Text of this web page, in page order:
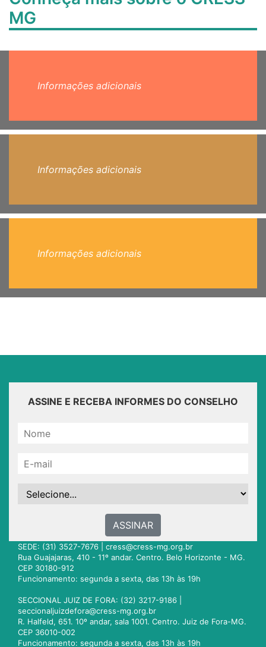
MG
Informações adicionais
Informações adicionais
Informações adicionais
ASSINE E RECEBA INFORMES DO CONSELHO
ASSINAR
SEDE: (31) 3527-7676 | cress@cress-mg.org.br
Rua Guajajaras, 410 - 11º andar. Centro. Belo Horizonte - MG.
CEP 30180-912
Funcionamento: segunda a sexta, das 13h às 19h
SECCIONAL JUIZ DE FORA: (32) 3217-9186 |
seccionaljuizdefora@cress-mg.org.br
R. Halfeld, 651. 10º andar, sala 1001. Centro. Juiz de Fora-MG.
CEP 36010-002
Funcionamento: segunda a sexta, das 13h às 19h